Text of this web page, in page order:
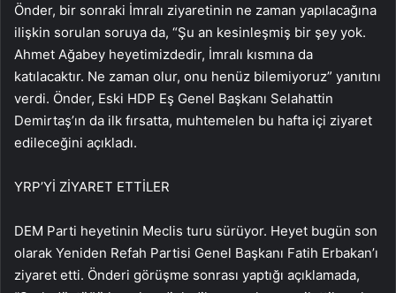
Önder, bir sonraki İmralı ziyaretinin ne zaman yapılacağına
ilişkin sorulan soruya da, “Şu an kesinleşmiş bir şey yok.
Ahmet Ağabey heyetimizdedir, İmralı kısmına da
katılacaktır. Ne zaman olur, onu henüz bilemiyoruz” yanıtını
verdi. Önder, Eski HDP Eş Genel Başkanı Selahattin
Demirtaş’ın da ilk fırsatta, muhtemelen bu hafta içi ziyaret
edileceğini açıkladı.
YRP’Yİ ZİYARET ETTİLER
DEM Parti heyetinin Meclis turu sürüyor. Heyet bugün son
olarak Yeniden Refah Partisi Genel Başkanı Fatih Erbakan’ı
ziyaret etti. Önderi görüşme sonrası yaptığı açıklamada,